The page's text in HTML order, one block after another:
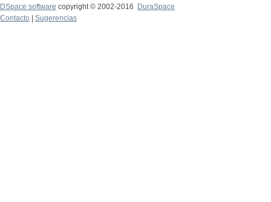
DSpace software copyright © 2002-2016
DuraSpace
Contacto
Sugerencias